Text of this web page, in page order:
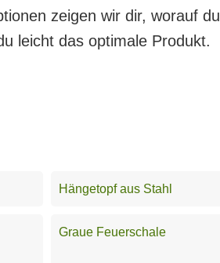
zeigen wir dir, worauf du
leicht das optimale Produkt.
Hängetopf aus Stahl
Graue Feuerschale